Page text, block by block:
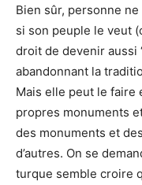
Bien sûr, personne
si son peuple le veut
droit de devenir aussi
abandonnant la
Mais elle peut le faire
propres monuments
des monuments et
d’autres. On se
turque semble croire